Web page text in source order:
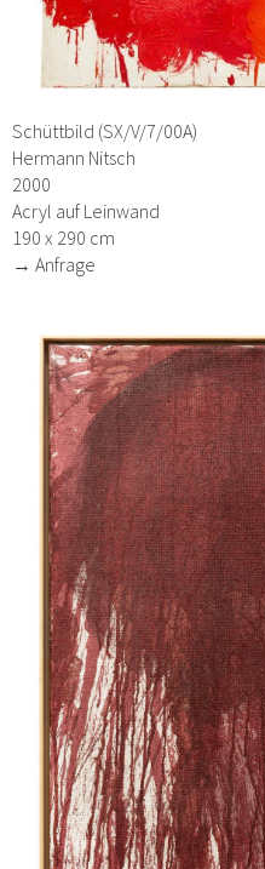
Schüttbild (SX/V/7/00A)
Hermann Nitsch
2000
Acryl auf Leinwand
190 x 290 cm
→ Anfrage